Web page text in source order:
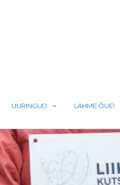
UURINGUD LÄHME ÕUE!